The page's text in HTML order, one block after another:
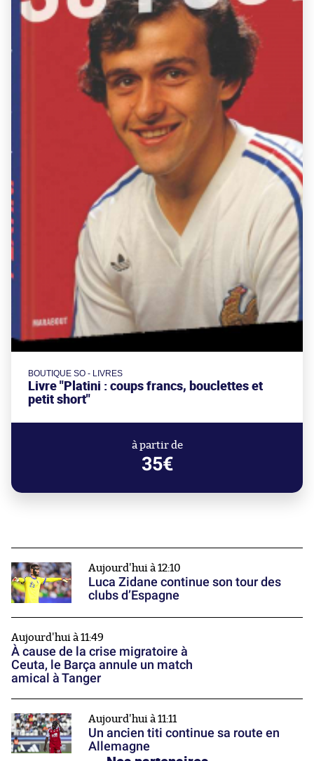
BOUTIQUE SO - LIVRES
Livre "Platini : coups francs, bouclettes et
petit short"
à partir de
35€
Aujourd'hui à 12:10
Luca Zidane continue son tour des
clubs d’Espagne
Aujourd'hui à 11:49
À cause de la crise migratoire à
Ceuta, le Barça annule un match
amical à Tanger
Aujourd'hui à 11:11
Un ancien titi continue sa route en
Allemagne